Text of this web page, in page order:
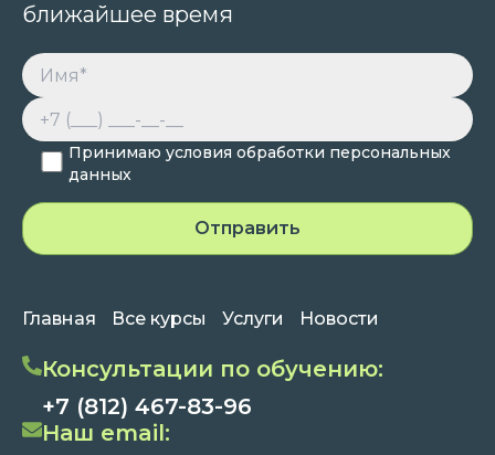
ближайшее время
Принимаю условия обработки персональных
данных
Главная Все курсы Услуги Новости
Консультации по обучению:
+7 (812) 467-83-96
Наш email: